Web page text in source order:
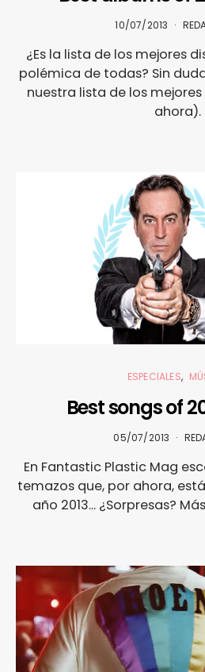
10/07/2013
¿Es la lista de los mejores
polémica de todas? Sin
nuestra lista de los
ahora).
ESPECIALES
Best songs of
05/07/2013
En Fantastic Plastic Mag
temazos que, por ahora,
año 2013... ¿Sorpresas?